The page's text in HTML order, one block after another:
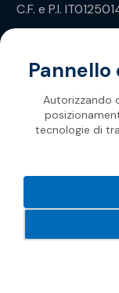
C.F. e P.I.
Privacy Policy
Autorizzando
tecnologie di